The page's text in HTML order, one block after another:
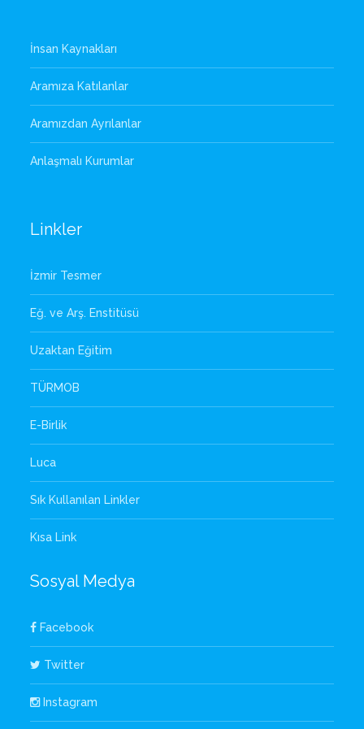
İnsan Kaynakları
Aramıza Katılanlar
Aramızdan Ayrılanlar
Anlaşmalı Kurumlar
Linkler
İzmir Tesmer
Eğ. ve Arş. Enstitüsü
Uzaktan Eğitim
TÜRMOB
E-Birlik
Luca
Sık Kullanılan Linkler
Kısa Link
Sosyal Medya
Facebook
Twitter
Instagram